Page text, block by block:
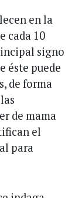
en la
cada 10
signo
éste puede
de forma
de mama
el
para